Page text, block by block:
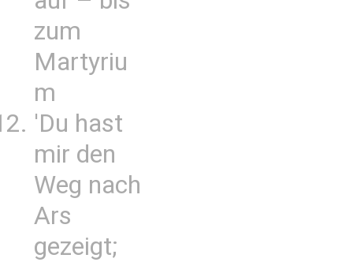
zum
Martyriu
m
'Du hast
mir den
Weg nach
Ars
gezeigt;